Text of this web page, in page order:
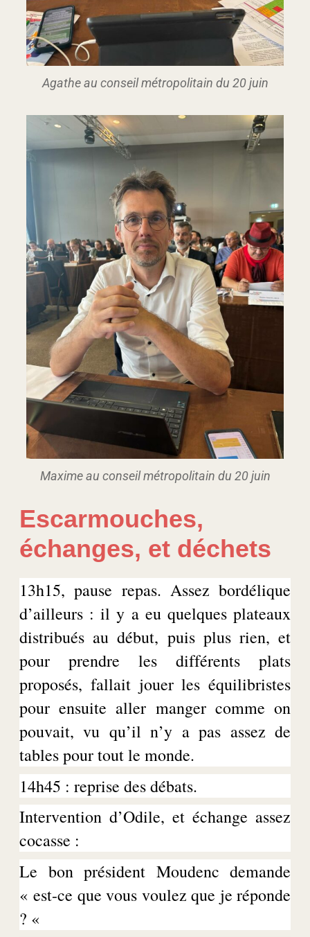
Agathe au conseil métropolitain du 20 juin
Maxime au conseil métropolitain du 20 juin
Escarmouches,
échanges, et déchets
13h15, pause repas. Assez bordélique
d’ailleurs : il y a eu quelques plateaux
distribués au début, puis plus rien, et
pour prendre les différents plats
proposés, fallait jouer les équilibristes
pour ensuite aller manger comme on
pouvait, vu qu’il n’y a pas assez de
tables pour tout le monde.
14h45 : reprise des débats.
Intervention d’Odile, et échange assez
cocasse :
Le bon président Moudenc demande
« est-ce que vous voulez que je réponde
? «